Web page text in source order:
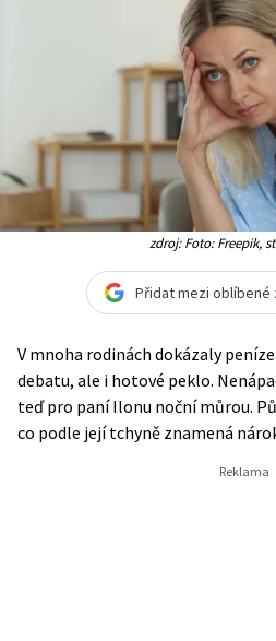
zdroj: Foto: Freepik,
Přidat mezi oblíbené
V mnoha rodinách dokázaly
debatu, ale i hotové peklo.
teď pro paní Ilonu noční můrou.
co podle její tchyně znamená